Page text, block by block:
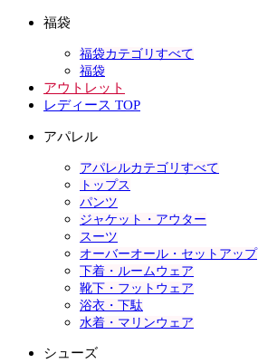
福袋
福袋カテゴリすべて
福袋
アウトレット
レディース TOP
アパレル
アパレルカテゴリすべて
トップス
パンツ
ジャケット・アウター
スーツ
オーバーオール・セットアップ
下着・ルームウェア
靴下・フットウェア
浴衣・下駄
水着・マリンウェア
シューズ